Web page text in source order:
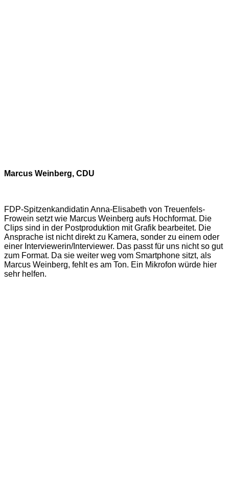
Marcus Weinberg, CDU
FDP-Spitzenkandidatin Anna-Elisabeth von Treuenfels-
Frowein setzt wie Marcus Weinberg aufs Hochformat. Die
Clips sind in der Postproduktion mit Grafik bearbeitet. Die
Ansprache ist nicht direkt zu Kamera, sonder zu einem oder
einer Interviewerin/Interviewer. Das passt für uns nicht so gut
zum Format. Da sie weiter weg vom Smartphone sitzt, als
Marcus Weinberg, fehlt es am Ton. Ein Mikrofon würde hier
sehr helfen.